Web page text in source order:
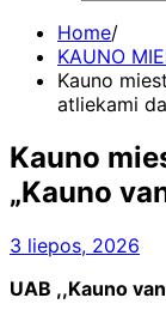
Home
KAUNO
Kauno
atliekami
Kauno
„Kauno
3 liepos, 2026
UAB ,,Kauno